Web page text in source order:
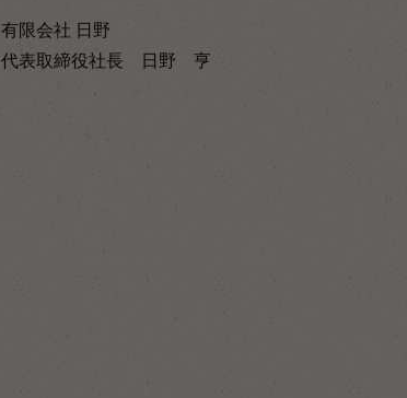
有限会社 日野
代表取締役社長 日野 亨